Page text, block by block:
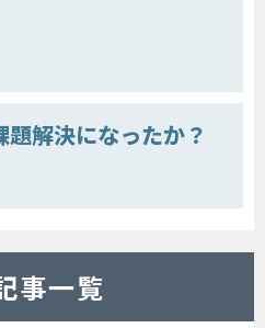
解決になったか？
事一覧